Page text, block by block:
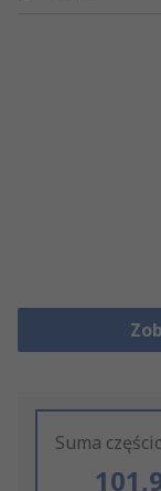
Suma